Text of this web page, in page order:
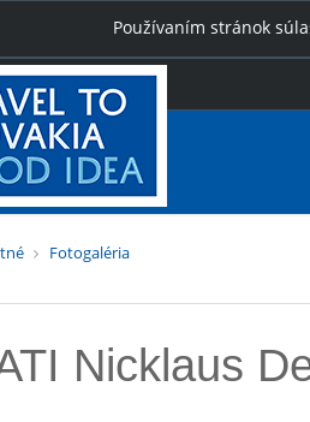
Používaním stránok
Fotogaléria
Nicklaus